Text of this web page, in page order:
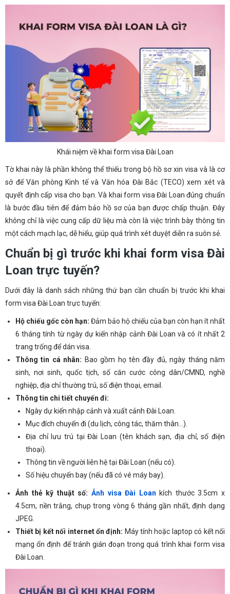
Khái niệm về khai form visa Đài Loan
Tờ khai này là phần không thể thiếu trong bộ hồ sơ xin visa và là cơ
sở để Văn phòng Kinh tế và Văn hóa Đài Bắc (TECO) xem xét và
quyết định cấp visa cho bạn. Và khai form visa Đài Loan đúng chuẩn
là bước đầu tiên để đảm bảo hồ sơ của bạn được chấp thuận. Đây
không chỉ là việc cung cấp dữ liệu mà còn là việc trình bày thông tin
một cách mạch lạc, dễ hiểu, giúp quá trình xét duyệt diễn ra suôn sẻ.
Chuẩn bị gì trước khi khai form visa Đài
Loan trực tuyến?
Dưới đây là danh sách những thứ bạn cần chuẩn bị trước khi khai
form visa Đài Loan trực tuyến:
Hộ chiếu gốc còn hạn: Đảm bảo hộ chiếu của bạn còn hạn ít nhất
6 tháng tính từ ngày dự kiến nhập cảnh Đài Loan và có ít nhất 2
trang trống để dán visa.
Thông tin cá nhân: Bao gồm họ tên đầy đủ, ngày tháng năm
sinh, nơi sinh, quốc tịch, số căn cước công dân/CMND, nghề
nghiệp, địa chỉ thường trú, số điện thoại, email.
Thông tin chi tiết chuyến đi:
Ngày dự kiến nhập cảnh và xuất cảnh Đài Loan.
Mục đích chuyến đi (du lịch, công tác, thăm thân…).
Địa chỉ lưu trú tại Đài Loan (tên khách sạn, địa chỉ, số điện
thoại).
Thông tin về người liên hệ tại Đài Loan (nếu có).
Số hiệu chuyến bay (nếu đã có vé máy bay).
Ảnh thẻ kỹ thuật số: Ảnh visa Đài Loan kích thước 3.5cm x
4.5cm, nền trắng, chụp trong vòng 6 tháng gần nhất, định dạng
JPEG.
Thiết bị kết nối internet ổn định: Máy tính hoặc laptop có kết nối
mạng ổn định để tránh gián đoạn trong quá trình khai form visa
Đài Loan.